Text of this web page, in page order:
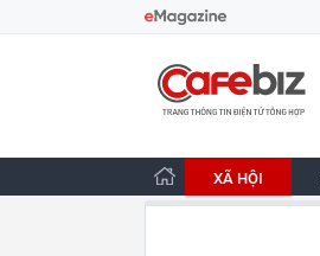
CafeBiz - Trang chủ
XÃ HỘI